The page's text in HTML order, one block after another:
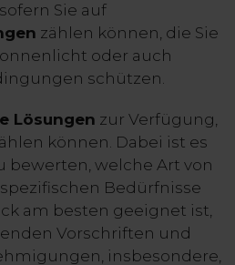
Sie auf
zählen können, die Sie
oder auch
schützen.
Lösungen zur Verfügung,
können. Dabei ist es
bewerten, welche Art von
Bedürfnisse
am besten geeignet ist,
Vorschriften und
insbesondere,